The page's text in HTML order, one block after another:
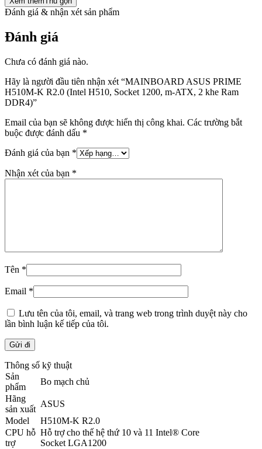
Đánh giá & nhận xét sản phẩm
Đánh giá
Chưa có đánh giá nào.
Hãy là người đầu tiên nhận xét “MAINBOARD ASUS PRIME
H510M-K R2.0 (Intel H510, Socket 1200, m-ATX, 2 khe Ram
DDR4)”
Email của bạn sẽ không được hiển thị công khai. Các trường bắt
buộc được đánh dấu *
Đánh giá của bạn *
Nhận xét của bạn *
Tên *
Email *
Lưu tên của tôi, email, và trang web trong trình duyệt này cho
lần bình luận kế tiếp của tôi.
Thông số kỹ thuật
Sản
phẩm
Bo mạch chủ
Hãng
sản xuất
ASUS
Model
H510M-K R2.0
CPU hỗ
trợ
Hỗ trợ cho thế hệ thứ 10 và 11 Intel® Core
Socket LGA1200